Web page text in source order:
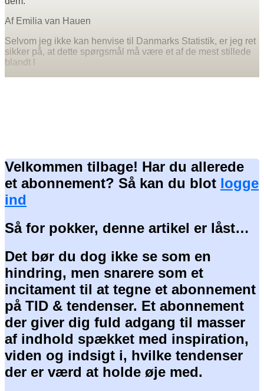
Af Emilia van Hauen
Selvom jeg ikke kan henvise til Danmarks Statistik, er jeg ret
sikker på, at dette spørgsmål må være et af de mest stillede
blandt l
Velkommen tilbage! Har du allerede
et abonnement? Så kan du blot logge
ind
Så for pokker, denne artikel er låst…
Det bør du dog ikke se som en
hindring, men snarere som et
incitament til at tegne et abonnement
på TID & tendenser. Et abonnement
der giver dig fuld adgang til masser
af indhold spækket med inspiration,
viden og indsigt i, hvilke tendenser
der er værd at holde øje med.